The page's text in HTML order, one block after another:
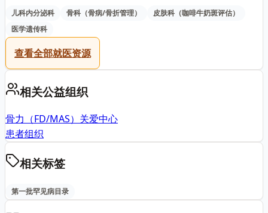
儿科内分泌科 骨科（骨病/骨折管理）
皮肤科（咖啡牛奶斑评估）
医学遗传科
查看全部就医资源
相关公益组织
骨力（FD/MAS）关爱中心
患者组织
相关标签
第一批罕见病目录